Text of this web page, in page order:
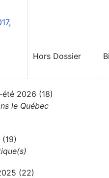
Hors Dossier
2026 (18)
le Québec
(22)